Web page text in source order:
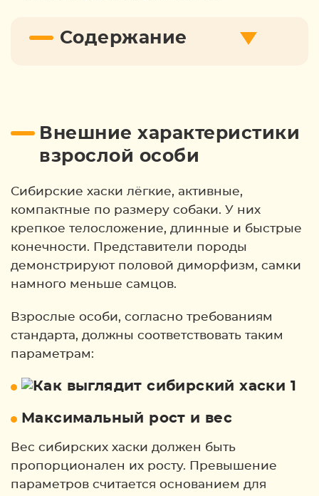
Содержание
Внешние характеристики
взрослой особи
Сибирские хаски лёгкие, активные,
компактные по размеру собаки. У них
крепкое телосложение, длинные и быстрые
конечности. Представители породы
демонстрируют половой диморфизм, самки
намного меньше самцов.
Взрослые особи, согласно требованиям
стандарта, должны соответствовать таким
параметрам:
Максимальный рост и вес
Вес сибирских хаски должен быть
пропорционален их росту. Превышение
параметров считается основанием для